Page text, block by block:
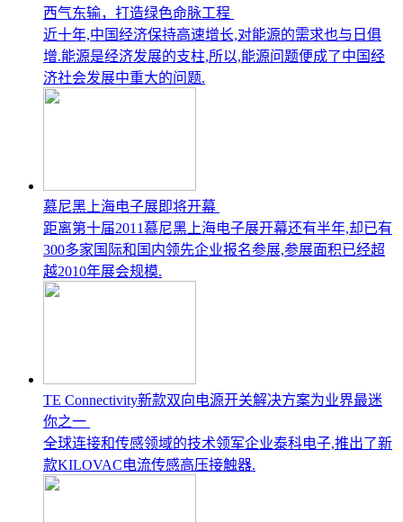
西气东输，打造绿色命脉工程
近十年,中国经济保持高速增长,对能源的需求也与日俱
增.能源是经济发展的支柱,所以,能源问题便成了中国经
济社会发展中重大的问题.
慕尼黑上海电子展即将开幕
距离第十届2011慕尼黑上海电子展开幕还有半年,却已有
300多家国际和国内领先企业报名参展,参展面积已经超
越2010年展会规模.
TE Connectivity新款双向电源开关解决方案为业界最迷
你之一
全球连接和传感领域的技术领军企业泰科电子,推出了新
款KILOVAC电流传感高压接触器.